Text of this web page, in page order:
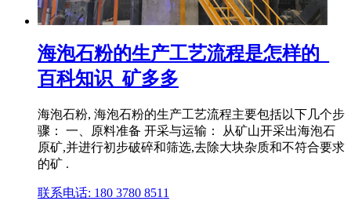
海泡石粉的生产工艺流程是怎样的_
百科知识_矿多多
海泡石粉, 海泡石粉的生产工艺流程主要包括以下几个步
骤： 一、原料准备 开采与运输： 从矿山开采出海泡石
原矿,并进行初步破碎和筛选,去除大块杂质和不符合要求
的矿 .
联系电话: 180 3780 8511